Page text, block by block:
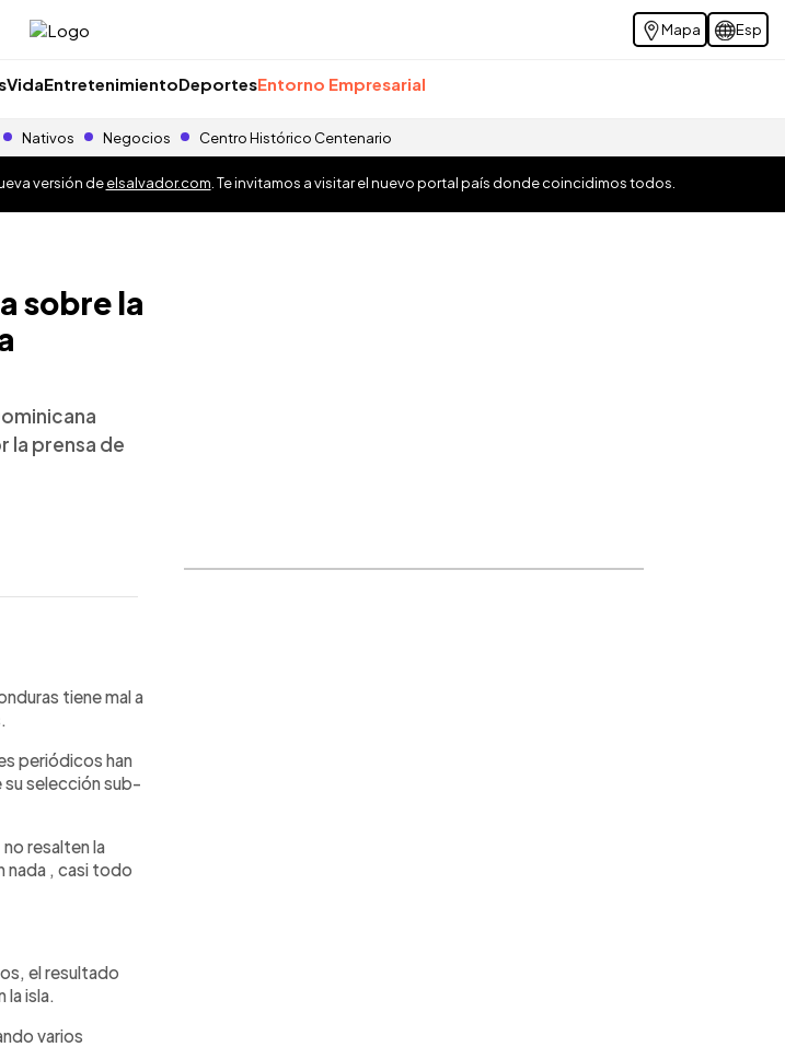
Mapa Esp
VidaEntretenimientoDeportesEntorno Empresarial
Nativos Negocios Centro Histórico Centenario
versión deelsalvador.com . Te invitamos a visitar el nuevo portal país donde coincidimos todos.
sobre la
la prensa de
tiene mal a
periódicos han
selección sub-
resalten la
nada , casi todo
el resultado
isla.
varios